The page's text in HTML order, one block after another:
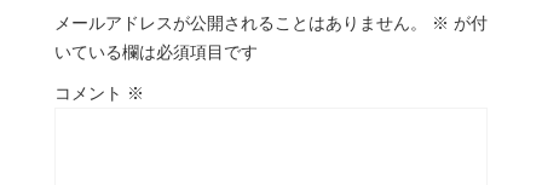
メールアドレスが公開されることはありません。 ※ が付
いている欄は必須項目です
コメント ※